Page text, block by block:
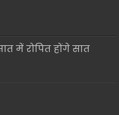
में रोपित होंगे सात